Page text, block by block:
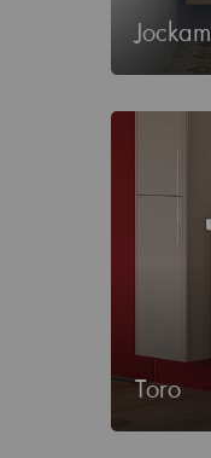
Jockam
Toro